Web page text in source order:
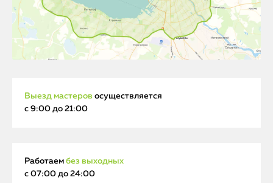
Выезд мастеров осуществляется
с 9:00 до 21:00
Работаем без выходных
с 07:00 до 24:00